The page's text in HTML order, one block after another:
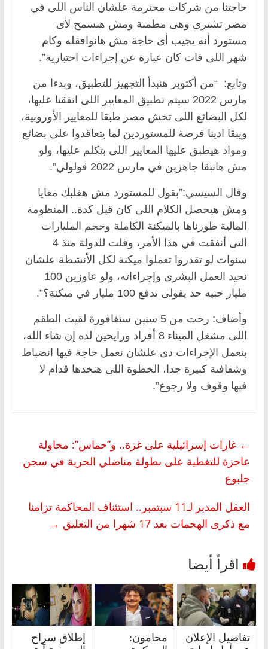
حاجتنا من شركات محترمة علشان الناس اللى في
مصر تشترى وهى مطمنة ومش هنسمح لأى
مستورد أنه يجيب أى حاجة مش هانوافقله وكام
شهر اللى فات كان عبارة عن إجراءات اختبارية”.
وتابع: “من أكتوبر هنبدأ التجهيز للتطبيق، وبدءا من
مارس 2022 سيتم تطبيق المعايير اللى اتفقنا عليها،
لكل البضائع اللى تخش مصر طبقا للمعايير الأوروبية،
ويبقا ادينا فرصة للمستوردين لما يتعاقدوا على بضائع
ومواد هيطبق عليها المعايير اللى بتكلم عليها، ولو
مش هانبقا جاهزين في مارس 2022 قولولي”.
وقال السيسي:”بقول للمستورد مش هغلبك معايا
ومش هيحصل الكلام اللى كان قبل كدة.. المنظومة
المالية طورناها بالميكنة الكاملة وحجم المليارات
التى أنفقت في هذا الأمر، وقلت للدولة منذ 4
سنوات لو تقدروا تعملوا ميكنة لكل الأنشطة علشان
نحيد العمل البشرى وإجراءاته، ولو عاوزين 100
مليار جنيه حد يقولى تدفع 100 مليار في ميكنة؟”.
وأضاف: رحت من 5 سنين سنغافورة لقيت الطقم
اللى مشغل الميناء 8 أفراد ورايحين لده إن شاء الله،
بنعمل الإجراءات دى علشان نعمل حاجة فيها انضباط
وشفافية كبيرة جدا، الخطوة اللى هنخدها قدام لا
فيها وقوف ولا رجوع”.
← غارات إسرائيلية على غزة.. و”حماس”: محاولة
عاجزة للتغطية على بطولة مناضلي الحرية في سجن
جلبوع
العقل المدبر لـ11 سبتمبر.. استئناف المحاكمة تزامنا
مع ذكرى الهجمات بعد 17 شهرا من التعليق
→
تفاصيل الإعلان
محامون:
إطلاق سراح